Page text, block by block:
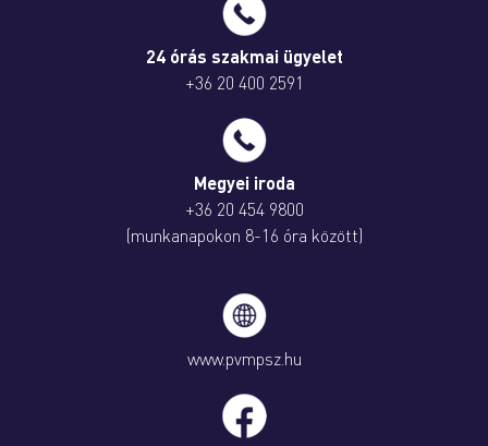
24 órás szakmai ügyelet
+36 20 400 2591
Megyei iroda
+36 20 454 9800
(munkanapokon 8-16 óra között)
www.pvmpsz.hu